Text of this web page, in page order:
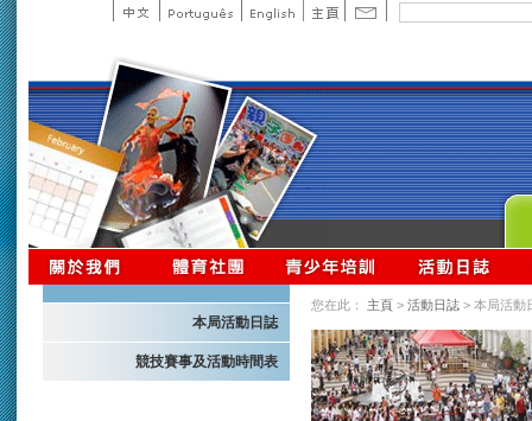
本局活動日誌
競技賽事及活動時間表
您在此： 主頁 > 活動日誌 > 本局活動